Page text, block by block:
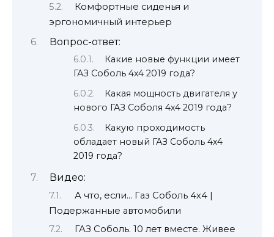
Комфортные сиденья и
эргономичный интерьер
Вопрос-ответ:
Какие новые функции имеет
ГАЗ Соболь 4х4 2019 года?
Какая мощность двигателя у
нового ГАЗ Соболя 4х4 2019 года?
Какую проходимость
обладает новый ГАЗ Соболь 4х4
2019 года?
Видео:
А что, если… Газ Соболь 4х4 |
Подержанные автомобили
ГАЗ Соболь. 10 лет вместе. Живее